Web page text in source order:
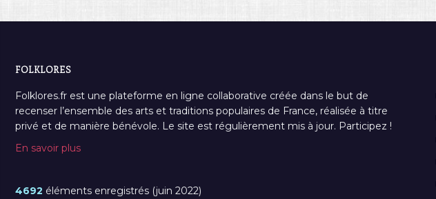
FOLKLORES
Folklores.fr est une plateforme en ligne collaborative créée dans le but de
recenser l’ensemble des arts et traditions populaires de France, réalisée à titre
privé et de manière bénévole. Le site est régulièrement mis à jour. Participez !
En savoir plus
4692 éléments enregistrés (juin 2022)